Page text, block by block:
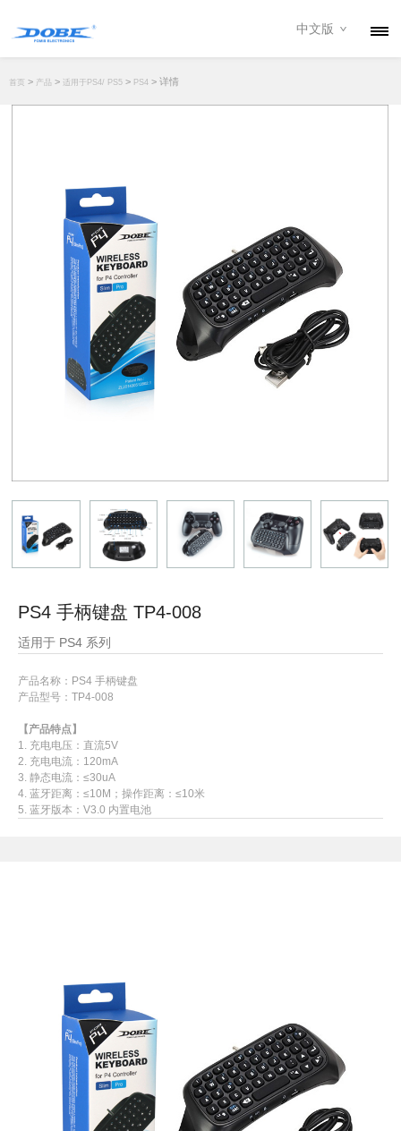
资讯
联系我们
下载专区
经销商
中文版
首页 > 产品 > 适用于PS4/ PS5 > PS4 > 详情
PS4 手柄键盘 TP4-008
适用于 PS4 系列
产品名称： PS4 手柄键盘
产品型号： TP4-008
【产品特点】
1. 充电电压：直流5V
2. 充电电流：120mA
3. 静态电流：≤30uA
4. 蓝牙距离： ≤10M； 操作距离：≤10米
5. 蓝牙版本：V3.0 内置电池